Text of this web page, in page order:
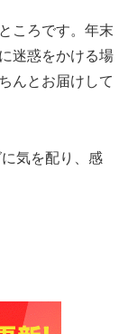
ころです。年末
迷惑をかける場
んとお届けして
気を配り、感